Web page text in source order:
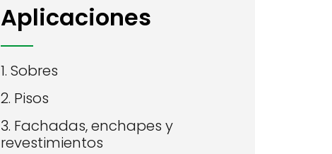
Aplicaciones
1. Sobres
2. Pisos
3. Fachadas, enchapes y
revestimientos